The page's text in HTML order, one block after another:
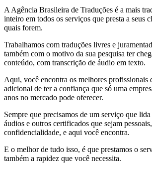
A Agência Brasileira de Traduções é a mais
inteiro em todos os serviços que presta a seus
quais forem.
Trabalhamos com traduções livres e
também com o motivo da sua pesquisa ter
conteúdo, com transcrição de áudio em texto.
Aqui, você encontra os melhores profissionais
adicional de ter a confiança que só uma
anos no mercado pode oferecer.
Sempre que precisamos de um serviço que
áudios e outros certificados que sejam
confidencialidade, e aqui você encontra.
E o melhor de tudo isso, é que prestamos o
também a rapidez que você necessita.